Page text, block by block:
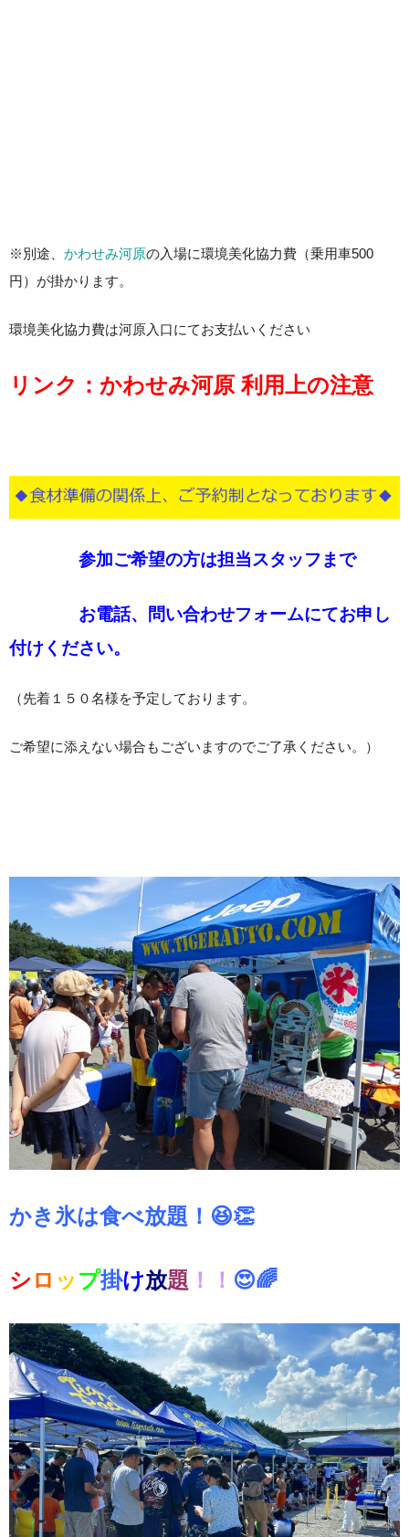
※別途、 かわせみ河原の入場に環境美化協力費（乗用車500
円）が掛かります。
環境美化協力費は河原入口にてお支払いください
リンク： かわせみ河原 利用上の注意
参加ご希望の方は担当スタッフまで
お電話、 問い合わせフォームにてお申し
付けください。
（先着１５０名様を予定しております。
ご希望に添えない場合もございますのでご了承ください。）
かき氷は食べ放題！😆👏
シロ ッ プ掛け放題 ！！ 😍🌈